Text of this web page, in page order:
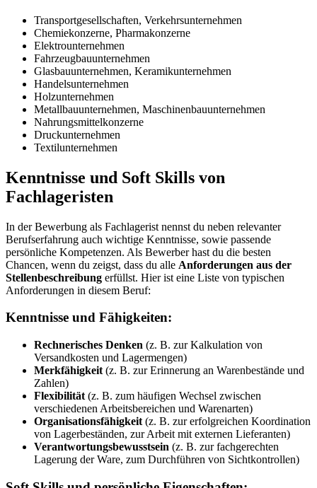
Transportgesellschaften, Verkehrsunternehmen
Chemiekonzerne, Pharmakonzerne
Elektrounternehmen
Fahrzeugbauunternehmen
Glasbauunternehmen, Keramikunternehmen
Handelsunternehmen
Holzunternehmen
Metallbauunternehmen, Maschinenbauunternehmen
Nahrungsmittelkonzerne
Druckunternehmen
Textilunternehmen
Kenntnisse und Soft Skills von
Fachlageristen
In der Bewerbung als Fachlagerist nennst du neben relevanter
Berufserfahrung auch wichtige Kenntnisse, sowie passende
persönliche Kompetenzen. Als Bewerber hast du die besten
Chancen, wenn du zeigst, dass du alle Anforderungen aus der
Stellenbeschreibung erfüllst. Hier ist eine Liste von typischen
Anforderungen in diesem Beruf:
Kenntnisse und Fähigkeiten:
Rechnerisches Denken (z. B. zur Kalkulation von
Versandkosten und Lagermengen)
Merkfähigkeit (z. B. zur Erinnerung an Warenbestände und
Zahlen)
Flexibilität (z. B. zum häufigen Wechsel zwischen
verschiedenen Arbeitsbereichen und Warenarten)
Organisationsfähigkeit (z. B. zur erfolgreichen Koordination
von Lagerbeständen, zur Arbeit mit externen Lieferanten)
Verantwortungsbewusstsein (z. B. zur fachgerechten
Lagerung der Ware, zum Durchführen von Sichtkontrollen)